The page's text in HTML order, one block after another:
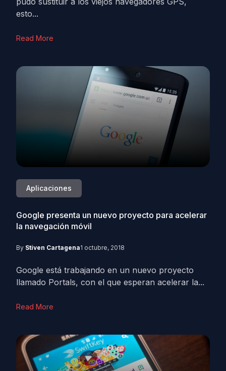
esto...
Read More
Aplicaciones
Google presenta un nuevo proyecto para acelerar
la navegación móvil
By Stiven Cartagena1 octubre, 2018
Google está trabajando en un nuevo proyecto
llamado Portals, con el que esperan acelerar la...
Read More